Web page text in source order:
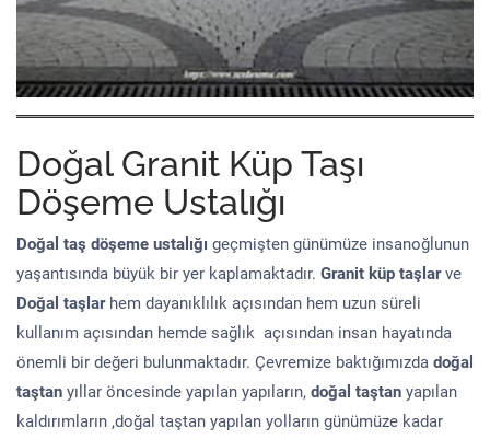
Doğal Granit Küp Taşı
Döşeme Ustalığı
Doğal taş döşeme ustalığı geçmişten günümüze insanoğlunun
yaşantısında büyük bir yer kaplamaktadır. Granit küp taşlarve
Doğal taşlar hem dayanıklılık açısından hem uzun süreli
kullanım açısından hemde sağlık açısından insan hayatında
önemli bir değeri bulunmaktadır. Çevremize baktığımızda doğal
taştan yıllar öncesinde yapılan yapıların, doğal taştan yapılan
kaldırımların ,doğal taştan yapılan yolların günümüze kadar